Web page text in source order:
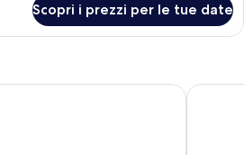
Scopri i prezzi per le tue date
Fallsview Oakes